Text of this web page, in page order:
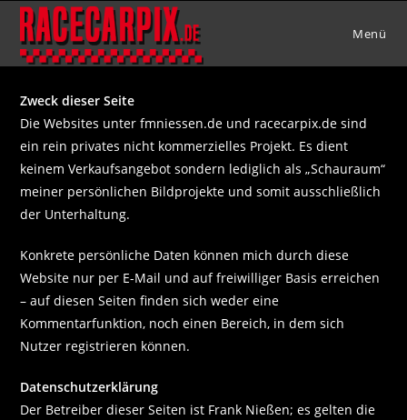
Zum
Inhalt
springen
Menü
Zweck dieser Seite
Die Websites unter fmniessen.de und racecarpix.de sind
ein rein privates nicht kommerzielles Projekt. Es dient
keinem Verkaufsangebot sondern lediglich als „Schauraum“
meiner persönlichen Bildprojekte und somit ausschließlich
der Unterhaltung.
Konkrete persönliche Daten können mich durch diese
Website nur per E-Mail und auf freiwilliger Basis erreichen
– auf diesen Seiten finden sich weder eine
Kommentarfunktion, noch einen Bereich, in dem sich
Nutzer registrieren können.
Datenschutzerklärung
Der Betreiber dieser Seiten ist Frank Nießen; es gelten die